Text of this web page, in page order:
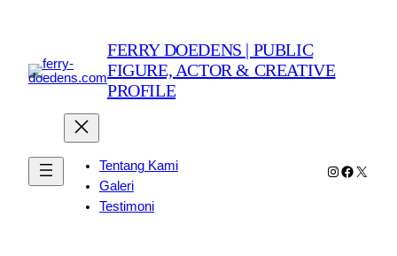
FERRY DOEDENS | PUBLIC
FIGURE, ACTOR & CREATIVE
PROFILE
Tentang Kami
Galeri
Testimoni
Instagram
X